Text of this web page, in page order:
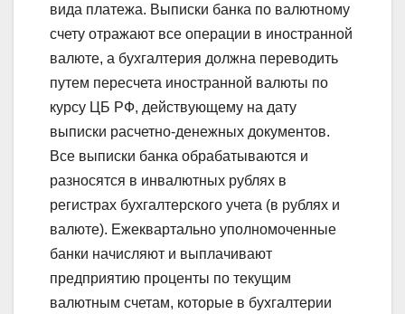
вида платежа. Выписки банка по валютному
счету отражают все операции в иностранной
валюте, а бухгалтерия должна переводить
путем пересчета иностранной валюты по
курсу ЦБ РФ, действующему на дату
выписки расчетно-денежных документов.
Все выписки банка обрабатываются и
разносятся в инвалютных рублях в
регистрах бухгалтерского учета (в рублях и
валюте). Ежеквартально уполномоченные
банки начисляют и выплачивают
предприятию проценты по текущим
валютным счетам, которые в бухгалтерии